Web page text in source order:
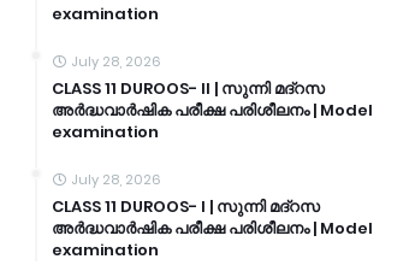
examination
July 28, 2026
CLASS 11 DUROOS- II | സുന്നി മദ്റസ
അർദ്ധവാർഷിക പരീക്ഷ പരിശീലനം | Model
examination
July 28, 2026
CLASS 11 DUROOS- I | സുന്നി മദ്റസ
അർദ്ധവാർഷിക പരീക്ഷ പരിശീലനം | Model
examination